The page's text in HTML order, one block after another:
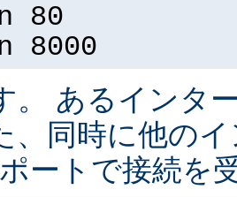
80
8000
。 あるインタ
、同時に他の
ートで接続を